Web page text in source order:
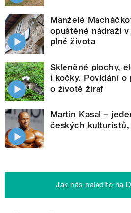
Manželé
opuštěné nádraží
plné života
Skleněné plochy,
i kočky. Povídání
o životě žiraf
Martin Kasal –
českých kulturistů,
Jak nás naladíte na